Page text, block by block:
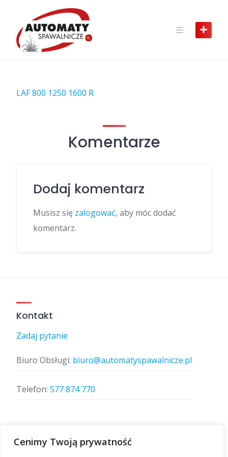
Cenimy Twoją prywatność
content
LAF 800 1250 1600 R
Komentarze
Dodaj komentarz
Musisz się zalogować, aby móc dodać
komentarz.
Kontakt
Zadaj pytanie
Biuro Obsługi: biuro@automatyspawalnicze.pl
Telefon: 577 874 770